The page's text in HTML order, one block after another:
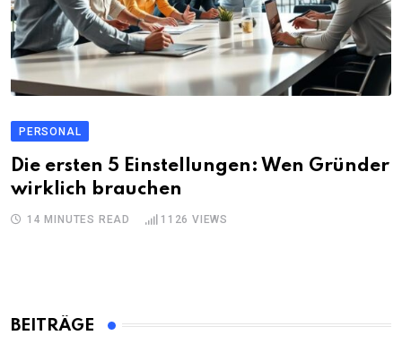
PERSONAL
Die ersten 5 Einstellungen: Wen Gründer
wirklich brauchen
14 MINUTES READ 1126 VIEWS
BEITRÄGE